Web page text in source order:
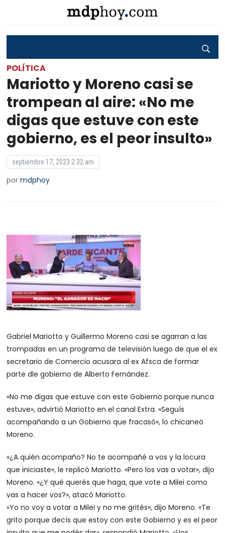
POLÍTICA
Mariotto y Moreno casi se
trompean al aire: «No me
digas que estuve con este
gobierno, es el peor insulto»
septiembre 17, 2023 2:32 am
pormdphoy
Gabriel Mariotto y Guillermo Moreno casi se agarran a las
trompadas en un programa de televisión luego de que el ex
secretario de Comercio acusara al ex Afsca de formar
parte dle gobierno de Alberto Fernández.
«No me digas que estuve con este Gobierno porque nunca
estuve», advirtió Mariotto en el canal Extra. «Seguís
acompañando a un Gobierno que fracasó», lo chicaneó
Moreno.
«¿A quién acompaño? No te acompañé a vos y la locura
que iniciaste», le replicó Mariotto. «Pero los vas a votar», dijo
Moreno. «¿Y qué querés que haga, que vote a Milei como
vas a hacer vos?», atacó Mariotto.
«Yo no voy a votar a Milei y no me grités», dijo Moreno. «Te
grito porque decís que estoy con este Gobierno y es el peor